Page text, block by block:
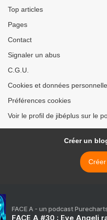
Top articles
Pages
Contact
Signaler un abus
C.G.U.
Cookies et données
Préférences cookies
Voir le profil de jibéplus sur le
Créer un
FACE A - un podcast
FACE A #30 : Eve Angeli